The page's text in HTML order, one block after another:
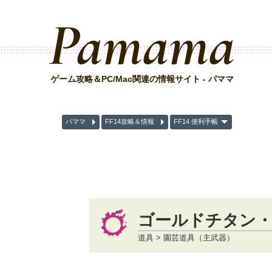
Pamama
ゲーム攻略＆PC/Mac関連の情報サイト - パママ
パママ FF14攻略＆情報 FF14 便利手帳
ゴールドチタン
道具 > 園芸道具（主武器）